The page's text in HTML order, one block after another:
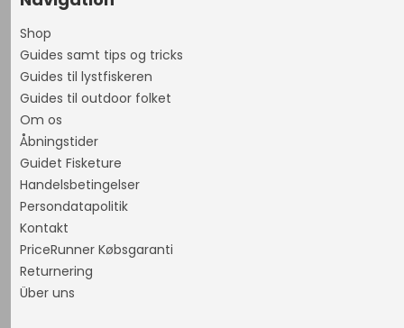
Shop
Guides samt tips og tricks
Guides til lystfiskeren
Guides til outdoor folket
Om os
Åbningstider
Guidet Fisketure
Handelsbetingelser
Persondatapolitik
Kontakt
PriceRunner Købsgaranti
Returnering
Über uns